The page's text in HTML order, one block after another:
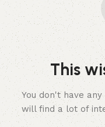
This
You don't have
will find a lot of